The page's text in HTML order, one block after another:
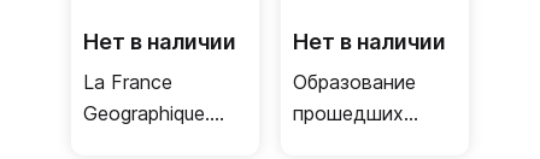
Нет в наличии
La France
Geographique.
Нет в наличии
Образование
прошедших